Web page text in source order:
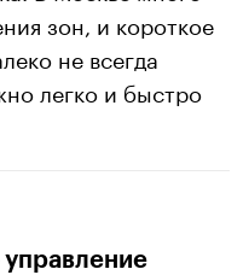
зон, и короткое
не всегда
легко и быстро
управление